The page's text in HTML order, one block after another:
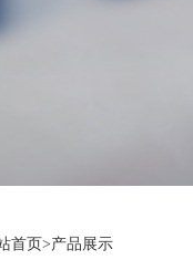
首页>产品展示